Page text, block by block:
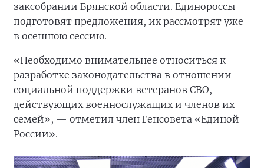
заксобрании Брянской области. Единороссы
подготовят предложения, их рассмотрят уже
в осеннюю сессию.
«Необходимо внимательнее относиться к
разработке законодательства в отношении
социальной поддержки ветеранов СВО,
действующих военнослужащих и членов их
семей», — отметил член Генсовета «Единой
России».